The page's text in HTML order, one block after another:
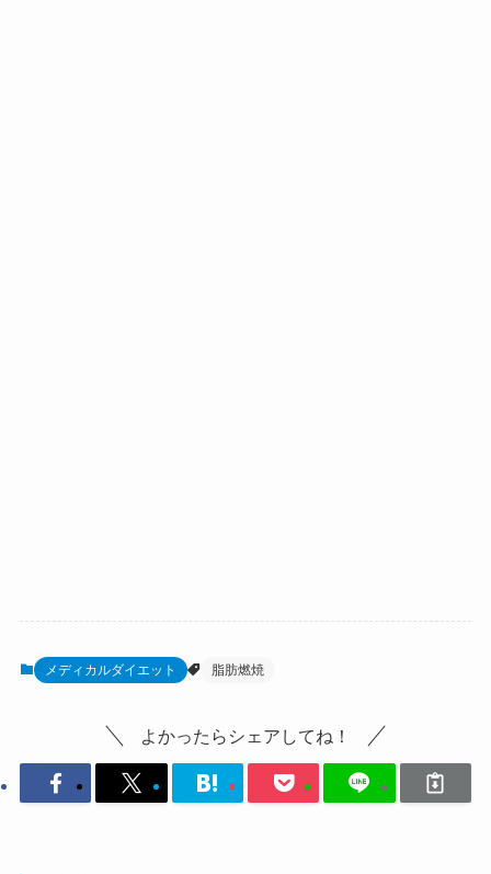
メディカルダイエット 脂肪燃焼
よかったらシェアしてね！